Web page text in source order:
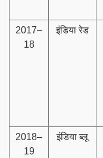
2017–
18
इंडिया रेड
2018–
19
इंडिया ब्लू